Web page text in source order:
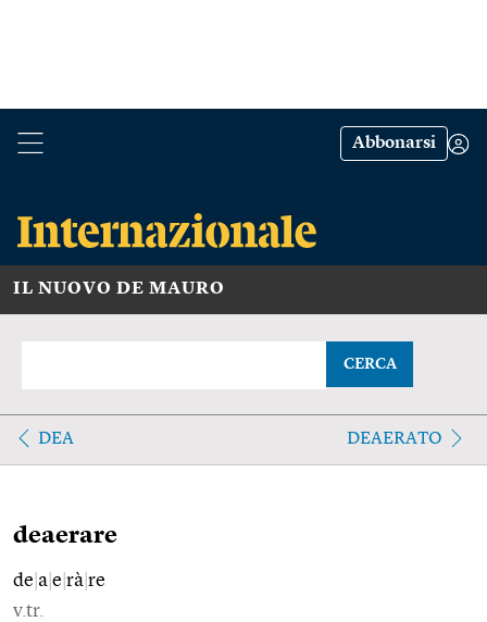
Abbonarsi
IL NUOVO DE MAURO
CERCA
DEA DEAERATO
deaerare
de a e rà re
v.tr.